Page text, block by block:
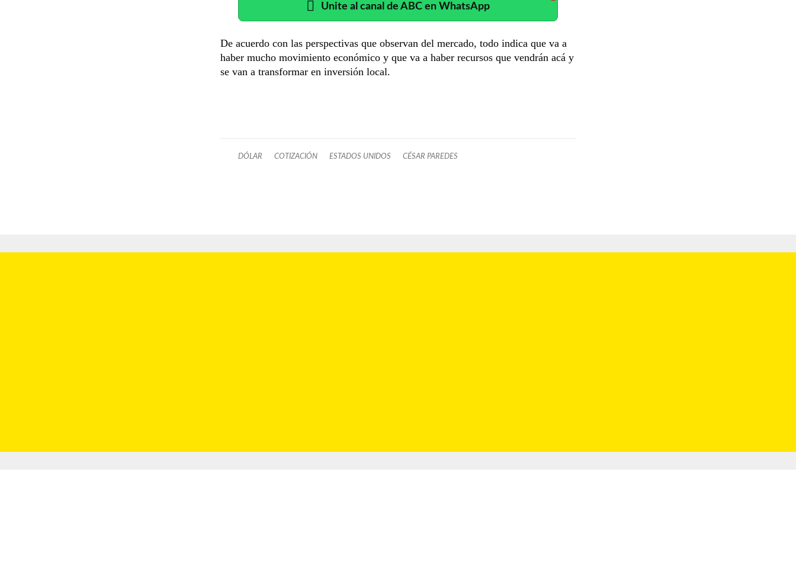
Unite al canal de ABC en WhatsApp
De acuerdo con las perspectivas que observan del mercado, todo indica que va a
haber mucho movimiento económico y que va a haber recursos que vendrán acá y
se van a transformar en inversión local.
DÓLAR COTIZACIÓN ESTADOS UNIDOS CÉSAR PAREDES